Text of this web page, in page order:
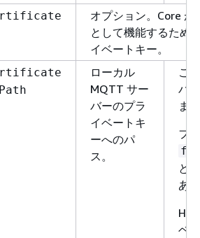
オプション。Core
として機能するため
イベートキー。
ローカル
MQTT サー
バーのプラ
イベートキ
ーへのパ
ス。
こ
バ
ま
フ
と
あ
ベ